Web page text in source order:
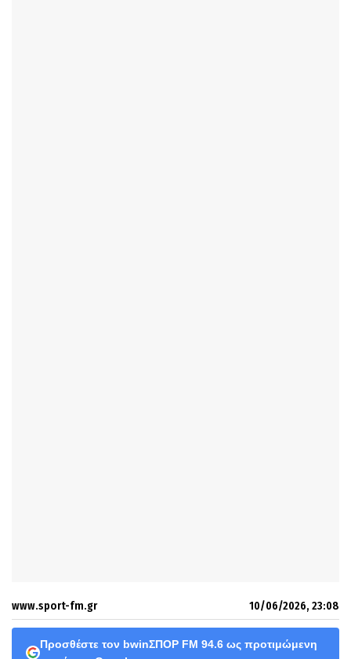
www.sport-fm.gr 10/06/2026, 23:08
Προσθέστε τον bwinΣΠΟΡ FM 94.6 ως προτιμώμενη